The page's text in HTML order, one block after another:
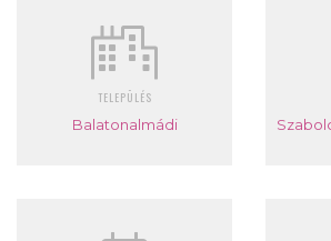
TELEPÜLÉS
Balatonalmádi